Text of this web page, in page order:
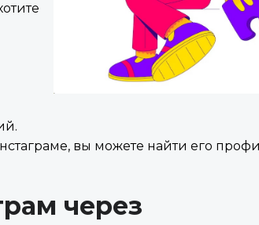
вы можете найти его
через